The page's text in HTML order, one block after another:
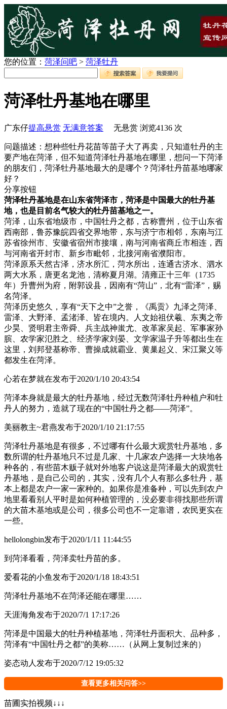
您的位置： 菏泽问吧 > 菏泽牡丹
菏泽牡丹基地在哪里
广东仔提高悬赏 无满意答案 无悬赏 浏览4136 次
问题描述：想种些牡丹花苗等苗子大了再卖，只知道牡丹的主
要产地在菏泽，但不知道菏泽牡丹基地在哪里，想问一下菏泽
的朋友们，菏泽牡丹基地最大的是哪个？菏泽牡丹苗基地哪家
好？
分享按钮
菏泽牡丹基地是在山东省菏泽市，菏泽是中国最大的牡丹基
地，也是目前名气较大的牡丹苗基地之一。
菏泽，山东省地级市，中国牡丹之都，古称曹州，位于山东省
西南部，鲁苏豫皖四省交界地带，东与济宁市相邻，东南与江
苏省徐州市、安徽省宿州市接壤，南与河南省商丘市相连，西
与河南省开封市、新乡市毗邻，北接河南省濮阳市。
菏泽原系天然古泽，济水所汇，菏水所出，连通古济水、泗水
两大水系，唐更名龙池，清称夏月湖。清雍正十三年（1735
年）升曹州为府，附郭设县，因南有“菏山”，北有“雷泽”，赐
名菏泽。
菏泽历史悠久，享有“天下之中”之誉，《禹贡》九泽之菏泽、
雷泽、大野泽、孟渚泽、皆在境内。人文始祖伏羲、东夷之帝
少昊、贤明君主帝舜、兵主战神蚩尤、改革家吴起、军事家孙
膑、农学家氾胜之、经济学家刘晏、文学家温子升等都出生在
这里，刘邦登基称帝、曹操成就霸业、黄巢起义、宋江聚义等
都发生在菏泽。
心若在梦就在发布于2020/1/10 20:43:54
菏泽本身就是最大的牡丹基地，经过无数菏泽牡丹种植户和牡
丹人的努力，造就了现在的“中国牡丹之都——菏泽”。
美丽教主~君燕发布于2020/1/10 21:17:55
菏泽牡丹基地是有很多，不过哪有什么最大观赏牡丹基地，多
数所谓的牡丹基地只不过是几家、十几家农户选择一大块地各
种各的，有些苗木贩子就对外地客户说这是菏泽最大的观赏牡
丹基地，是自己公司的，其实，没有几个人有那么多牡丹，基
本上都是农户一家一家种的。如果你是准备种，可以先到农户
地里看看别人平时是如何种植管理的，没必要非得找那些所谓
的大苗木基地或是公司，很多公司也不一定靠谱，农民更实在
一些。
hellolongbin发布于2020/1/11 11:44:55
到菏泽看看，菏泽卖牡丹苗的多。
爱看花的小鱼 发布于2020/1/18 18:43:51
菏泽牡丹基地不在菏泽还能在哪里……
天涯海角发布于2020/7/1 17:17:26
菏泽是中国最大的牡丹种植基地，菏泽牡丹面积大、品种多，
菏泽有“中国牡丹之都”的美称……（从网上复制过来的）
姿态动人 发布于2020/7/12 19:05:32
查看更多相关问答>>
苗圃实拍视频↓↓↓